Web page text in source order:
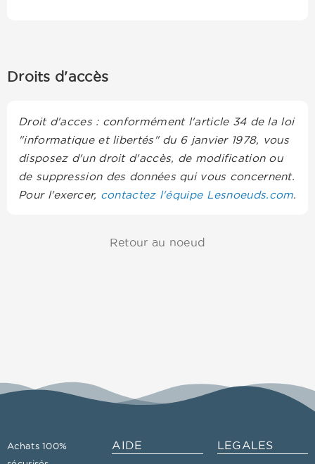
Droits d'accès
Droit d'acces : conformément l'article 34 de la loi
"informatique et libertés" du 6 janvier 1978, vous
disposez d'un droit d'accès, de modification ou
de suppression des données qui vous concernent.
Pour l'exercer, contactez l'équipe Lesnoeuds.com.
Retour au noeud
Achats 100%
AIDE LEGALES